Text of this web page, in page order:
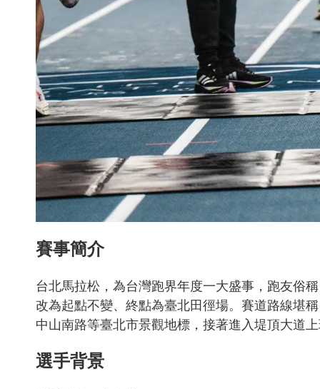
賽事簡介
台北馬拉松，為台灣跑界年度一大盛事，跑友俗
改為起點不變、終點為臺北田徑場。賽道路線堪
中山南路等臺北市景觀地標，接著進入堤頂大道
選手背景